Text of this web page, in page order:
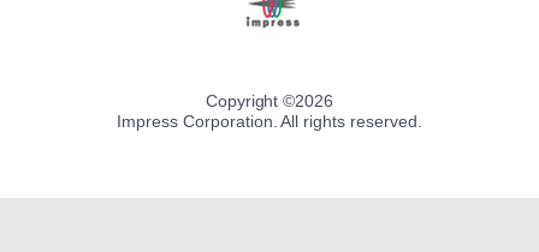
Copyright ©2026
Impress Corporation. All rights reserved.